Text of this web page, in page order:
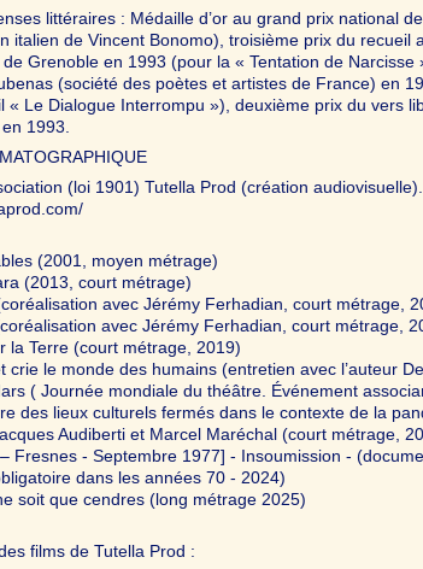
littéraires : Médaille d’or au grand prix national
italien de Vincent Bonomo), troisième prix du recueil
de Grenoble en 1993 (pour la « Tentation de
(société des poètes et artistes de France) en
« Le Dialogue Interrompu »), deuxième prix du vers
1993.
(loi 1901) Tutella Prod (création audiovisuelle).
(2001, moyen métrage)
(2013, court métrage)
avec Jérémy Ferhadian, court métrage,
avec Jérémy Ferhadian, court métrage,
la Terre (court métrage, 2019)
crie le monde des humains (entretien avec l’auteur
( Journée mondiale du théâtre. Événement
des lieux culturels fermés dans le contexte de la
Audiberti et Marcel Maréchal (court métrage,
Fresnes - Septembre 1977] - Insoumission -
dans les années 70 - 2024)
soit que cendres (long métrage 2025)
films de Tutella Prod :